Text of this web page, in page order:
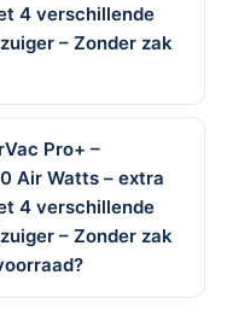
4 verschillende
– Zonder zak
Pro+ –
Air Watts – extra
4 verschillende
– Zonder zak